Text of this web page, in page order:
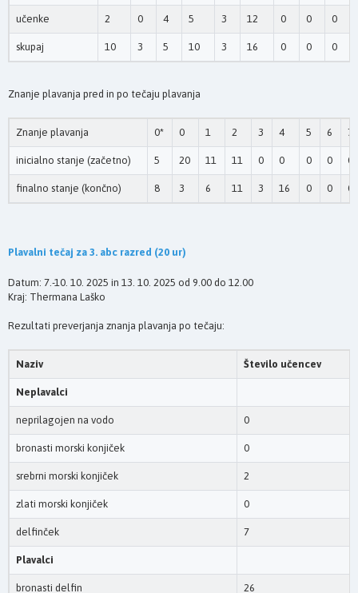
učenke 2 0 4 5 3 12 0 0 0
skupaj 10 3 5 10 3 16 0 0 0
Znanje plavanja pred in po tečaju plavanja
Znanje plavanja 0* 0 1 2 3 4 5 6 7
inicialno stanje (začetno) 5 20 11 11 0 0 0 0 0
finalno stanje (končno) 8 3 6 11 3 16 0 0 0
Plavalni tečaj za 3. abc razred (20 ur)
Datum: 7.-10. 10. 2025 in 13. 10. 2025 od 9.00 do 12.00
Kraj: Thermana Laško
Rezultati preverjanja znanja plavanja po tečaju:
Naziv Število učencev
Neplavalci
neprilagojen na vodo 0
bronasti morski konjiček 0
srebrni morski konjiček 2
zlati morski konjiček 0
delfinček 7
Plavalci
bronasti delfin 26